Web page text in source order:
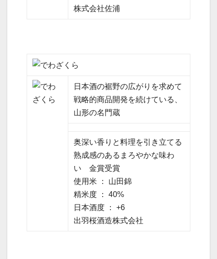
株式会社佐浦
日本酒の裾野の広がりを求めて
戦略的商品開発を続けている、
山形の名門蔵
奥深い香りと料理を引き立てる
熟成感のあるまろやかな味わ
い 金賞受賞
使用米 ： 山田錦
精米度 ： 40%
日本酒度 ： +6
出羽桜酒造株式会社